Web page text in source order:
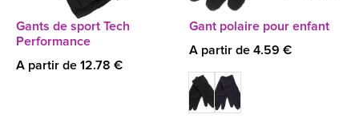
Gants de sport Tech
Performance
A partir de 12.78 €
Gant polaire pour enfant
A partir de 4.59 €